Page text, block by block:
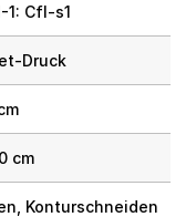
1: Cfl-s1
Druck
cm
Konturschneiden